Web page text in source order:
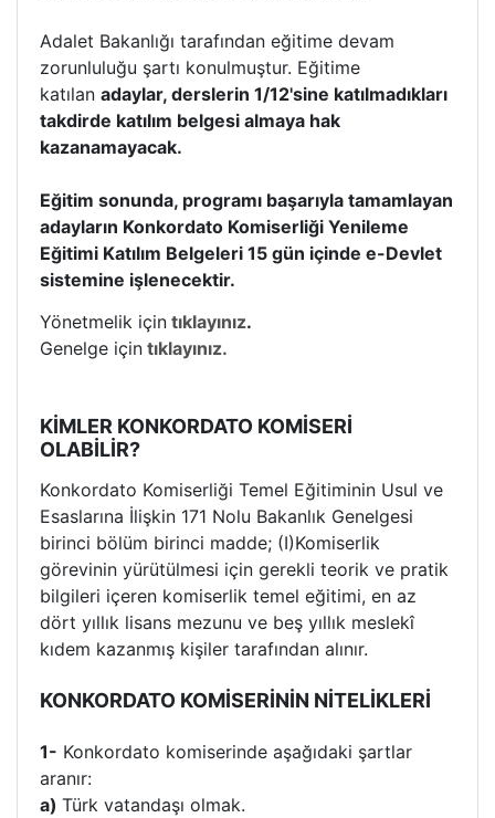
Adalet Bakanlığı tarafından eğitime devam
zorunluluğu şartı konulmuştur. Eğitime
katılan adaylar, derslerin 1/12'sine katılmadıkları
takdirde katılım belgesi almaya hak
kazanamayacak.
Eğitim sonunda, programı başarıyla tamamlayan
adayların Konkordato Komiserliği Yenileme
Eğitimi Katılım Belgeleri 15 gün içinde e-Devlet
sistemine işlenecektir.
Yönetmelik için tıklayınız.
Genelge için tıklayınız.
KİMLER KONKORDATO KOMİSERİ
OLABİLİR?
Konkordato Komiserliği Temel Eğitiminin Usul ve
Esaslarına İlişkin 171 Nolu Bakanlık Genelgesi
birinci bölüm birinci madde; (I)Komiserlik
görevinin yürütülmesi için gerekli teorik ve pratik
bilgileri içeren komiserlik temel eğitimi, en az
dört yıllık lisans mezunu ve beş yıllık meslekî
kıdem kazanmış kişiler tarafından alınır.
KONKORDATO KOMİSERİNİN NİTELİKLERİ
1- Konkordato komiserinde aşağıdaki şartlar
aranır:
a) Türk vatandaşı olmak.